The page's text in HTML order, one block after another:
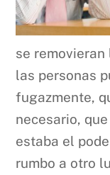
se
las personas
fugazmente,
necesario,
estaba el
rumbo a otro